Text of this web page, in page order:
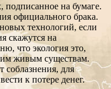
подписанное на бумаге.
официального брака.
технологий, если
скажутся на
что экология это,
живым существам.
соблазнения, для
к потере денег.